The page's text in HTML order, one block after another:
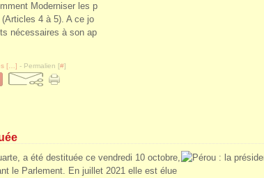
Moderniser les p
4 à 5). A ce jo
nécessaires à son ap
[ ] - Permalien [#]
a été destituée ce vendredi 10 octobre,
le Parlement. En juillet 2021 elle est élue